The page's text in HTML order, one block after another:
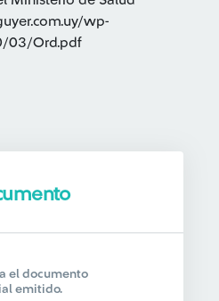
wp-
03/Ord.pdf
el documento
emitido.